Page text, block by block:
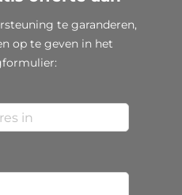
te garanderen,
op te geven in het